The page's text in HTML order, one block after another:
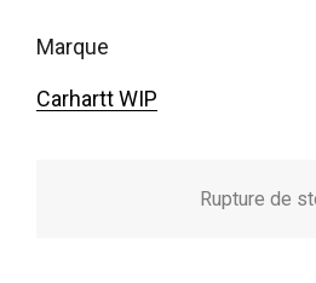
marque
Carhartt WIP
Rupture de